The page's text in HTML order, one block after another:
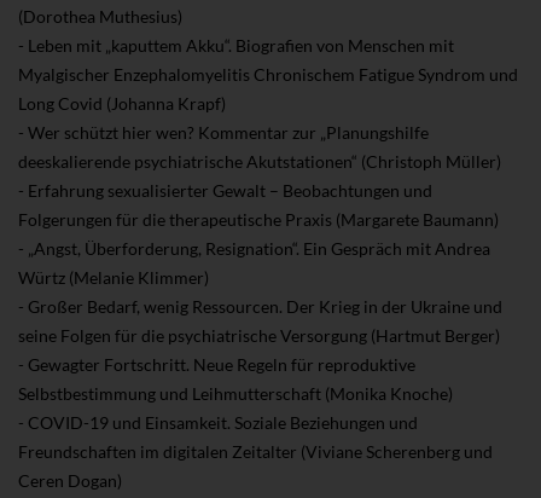
(Dorothea Muthesius)
- Leben mit „kaputtem Akku“. Biografien von Menschen mit
Myalgischer Enzephalomyelitis Chronischem Fatigue Syndrom und
Long Covid (Johanna Krapf)
- Wer schützt hier wen? Kommentar zur „Planungshilfe
deeskalierende psychiatrische Akutstationen“ (Christoph Müller)
- Erfahrung sexualisierter Gewalt – Beobachtungen und
Folgerungen für die therapeutische Praxis (Margarete Baumann)
- „Angst, Überforderung, Resignation“. Ein Gespräch mit Andrea
Würtz (Melanie Klimmer)
- Großer Bedarf, wenig Ressourcen. Der Krieg in der Ukraine und
seine Folgen für die psychiatrische Versorgung (Hartmut Berger)
- Gewagter Fortschritt. Neue Regeln für reproduktive
Selbstbestimmung und Leihmutterschaft (Monika Knoche)
- COVID-19 und Einsamkeit. Soziale Beziehungen und
Freundschaften im digitalen Zeitalter (Viviane Scherenberg und
Ceren Dogan)